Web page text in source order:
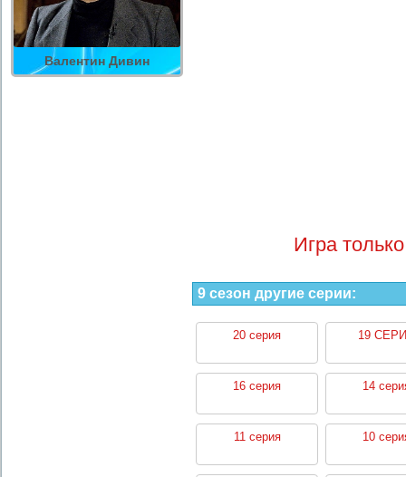
Валентин Дивин
Игра
9 сезон другие серии:
20 серия 19
16 серия 14
11 серия 10